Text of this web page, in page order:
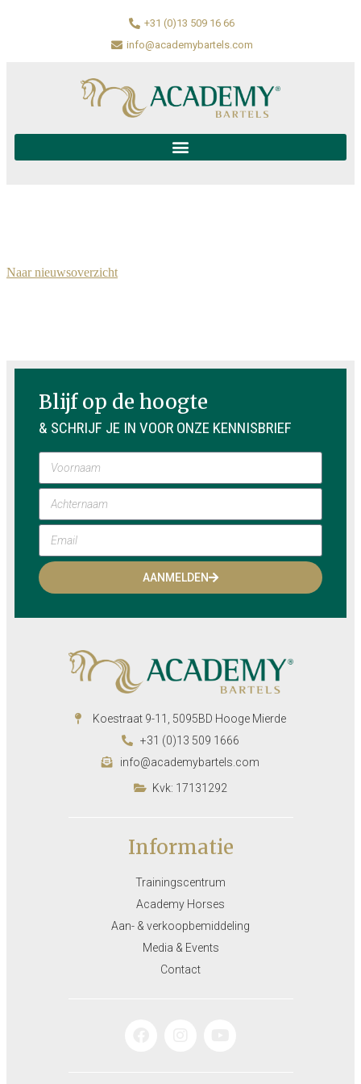
+31 (0)13 509 16 66
info@academybartels.com
Naar nieuwsoverzicht
Blijf op de hoogte
& SCHRIJF JE IN VOOR ONZE KENNISBRIEF
AANMELDEN
Koestraat 9-11, 5095BD Hooge Mierde
+31 (0)13 509 1666
info@academybartels.com
Kvk: 17131292
Informatie
Trainingscentrum
Academy Horses
Aan- & verkoopbemiddeling
Media & Events
Contact